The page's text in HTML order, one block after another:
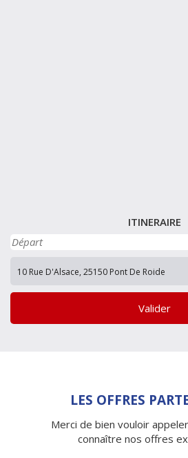
ITINERAIRE
Valider
LES OFFRES
Merci de bien vouloir
connaître nos offres